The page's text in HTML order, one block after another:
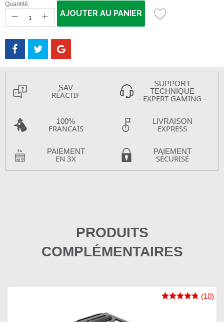
Quantité:
AJOUTER AU PANIER
SAV
RÉACTIF
SUPPORT
TECHNIQUE
- EXPERT GAMING -
100%
FRANCAIS
LIVRAISON
EXPRESS
PAIEMENT
EN 3X
PAIEMENT
SÉCURISÉ
PRODUITS
COMPLÉMENTAIRES
(10)